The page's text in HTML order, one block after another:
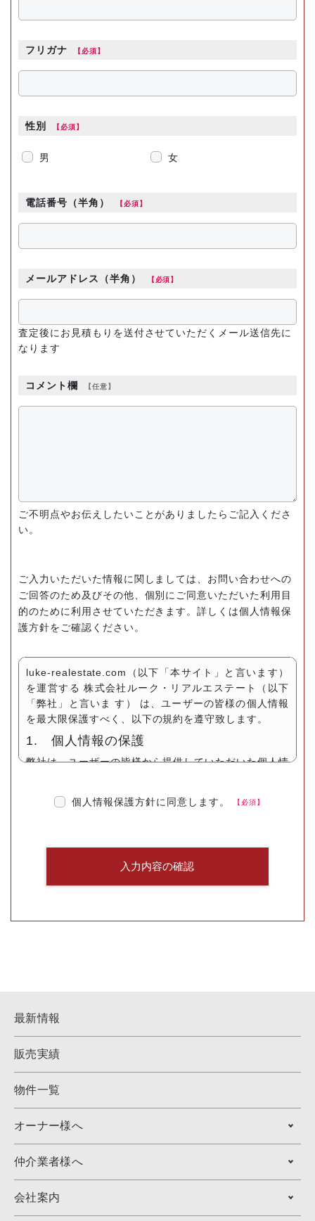
フリガナ
性別
男 女
電話番号（半角）
メールアドレス（半角）
査定後にお見積もりを送付させていただくメール送信先に
なります
コメント欄
ご不明点やお伝えしたいことがありましたらご記入くださ
い。
ご入力いただいた情報に関しましては、お問い合わせへの
ご回答のため及びその他、個別にご同意いただいた利用目
的のために利用させていただきます。詳しくは個人情報保
護方針をご確認ください。
luke-realestate.com（以下「本サイト」と言います）
を運営する 株式会社ルーク・リアルエステート（以下
「弊社」と言いま す） は、ユーザーの皆様の個人情報
を最大限保護すべく、以下の規約を遵守致します。
1. 個人情報の保護
弊社は、ユーザーの皆様から提供していただいた個人情
保護に努めます。
弊社は、ユーザーの皆様から提供していただいた個人情
報を、ユーザーの皆様へ有用な情報をお届けするなどの
弊社は、ユーザーの皆様から提供していただいた個人情
報を、正当な理由のある場合を除き、その同意なくして
情報が第三者から更に開示、提供若しくは漏洩されるこ
とのないよう努めます。
5. ユーザーによる照会
弊社は、ユーザーの皆様が提供された個人情報の確認、
訂正などを希望される場合は、弊社対応窓口にお申出い
致します。
個人情報保護方針に同意します。
最新情報
販売実績
物件一覧
オーナー様へ
仲介業者様へ
会社案内